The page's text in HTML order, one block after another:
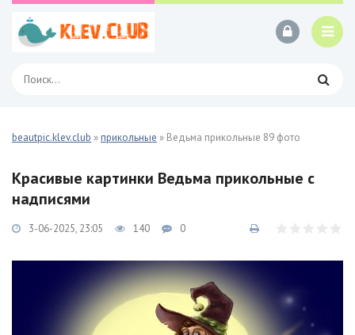
beautpic.klev.club »прикольные » Ведьма прикольные 89 фото
Красивые картинки Ведьма прикольные с
надписями
3-06-2025, 23:05 140 0